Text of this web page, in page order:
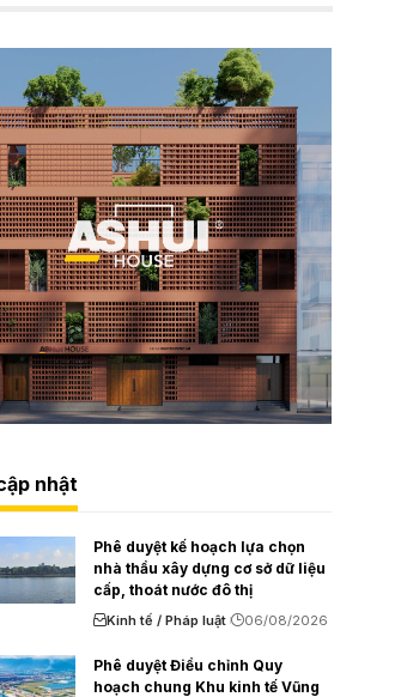
nhật
Phê duyệt kế hoạch lựa chọn
nhà thầu xây dựng cơ sở dữ liệu
cấp, thoát nước đô thị
Kinh tế / Pháp luật 06/08/2026
Phê duyệt Điều chỉnh Quy
hoạch chung Khu kinh tế Vũng